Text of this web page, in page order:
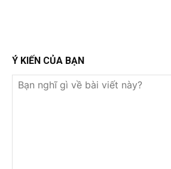
Ý KIẾN CỦA BẠN